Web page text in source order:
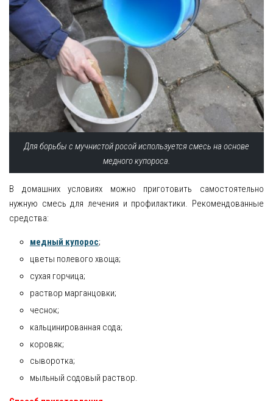
Для борьбы с мучнистой росой используется смесь на основе
медного купороса.
В домашних условиях можно приготовить самостоятельно
нужную смесь для лечения и профилактики. Рекомендованные
средства:
медный купорос;
цветы полевого хвоща;
сухая горчица;
раствор марганцовки;
чеснок;
кальцинированная сода;
коровяк;
сыворотка;
мыльный содовый раствор.